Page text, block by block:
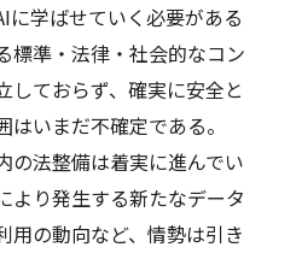
に学ばせていく必要がある
標準・法律・社会的なコン
しておらず、確実に安全と
いまだ不確定である。
の法整備は着実に進んでい
より発生する新たなデータ
用の動向など、情勢は引き